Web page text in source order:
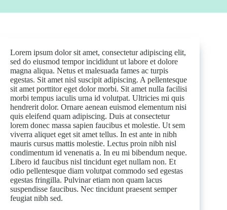
Lorem ipsum dolor sit amet, consectetur adipiscing elit,
sed do eiusmod tempor incididunt ut labore et dolore
magna aliqua. Netus et malesuada fames ac turpis
egestas. Sit amet nisl suscipit adipiscing. A pellentesque
sit amet porttitor eget dolor morbi. Sit amet nulla facilisi
morbi tempus iaculis urna id volutpat. Ultricies mi quis
hendrerit dolor. Ornare aenean euismod elementum nisi
quis eleifend quam adipiscing. Duis at consectetur
lorem donec massa sapien faucibus et molestie. Ut sem
viverra aliquet eget sit amet tellus. In est ante in nibh
mauris cursus mattis molestie. Lectus proin nibh nisl
condimentum id venenatis a. In eu mi bibendum neque.
Libero id faucibus nisl tincidunt eget nullam non. Et
odio pellentesque diam volutpat commodo sed egestas
egestas fringilla. Pulvinar etiam non quam lacus
suspendisse faucibus. Nec tincidunt praesent semper
feugiat nibh sed.